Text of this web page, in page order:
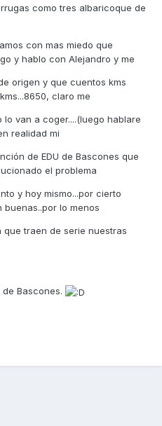
como tres albaricoque de
con mas miedo que
y hablo con Alejandro y me
origen y que cuentos kms
claro me
van a coger....(luego hablare
realidad mi
de EDU de Bascones que
el problema
y hoy mismo...por cierto
buenas..por lo menos
traen de serie nuestras
de Bascones.